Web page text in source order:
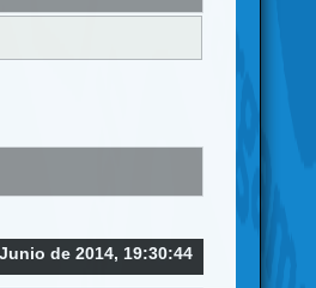
de 2014, 19:30:44